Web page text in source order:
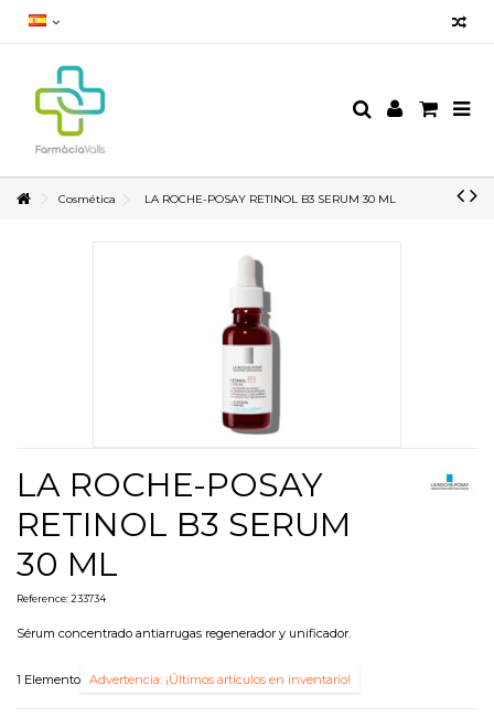
Cosmética LA ROCHE-POSAY RETINOL B3 SERUM 30 ML
LA ROCHE-POSAY
RETINOL B3 SERUM
30 ML
Reference:233734
Sérum concentrado antiarrugas regenerador y unificador.
1 Elemento Advertencia: ¡Últimos artículos en inventario!